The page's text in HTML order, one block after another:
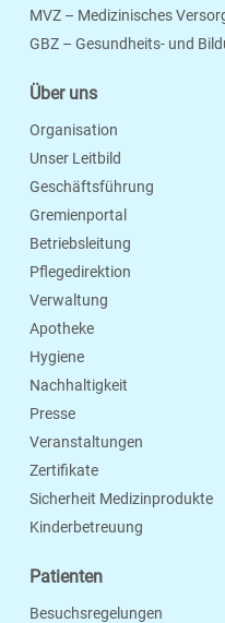
MVZ – Medizinisches
GBZ – Gesundheits- und
Über uns
Organisation
Unser Leitbild
Geschäftsführung
Gremienportal
Betriebsleitung
Pflegedirektion
Verwaltung
Apotheke
Hygiene
Nachhaltigkeit
Presse
Veranstaltungen
Zertifikate
Sicherheit Medizinprodukte
Kinderbetreuung
Patienten
Besuchsregelungen